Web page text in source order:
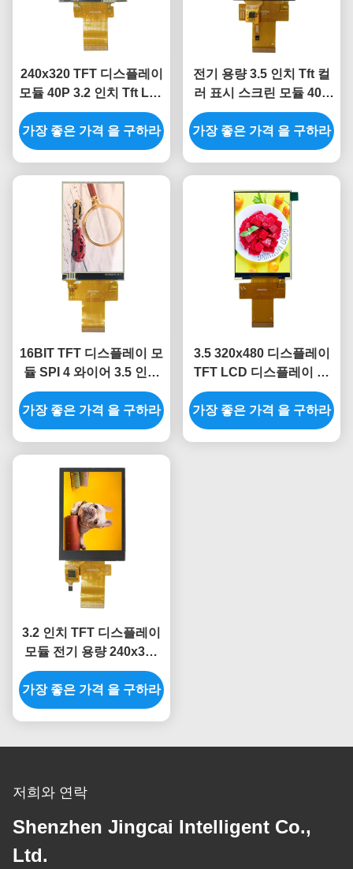
240x320 TFT 디스플레이
모듈 40P 3.2 인치 Tft Lcd
저항력이 있는 터치
ST7789
가장 좋은 가격 을 구하라
전기 용량 3.5 인치 Tft 컬
러 표시 스크린 모듈 40P
TFT LCD 스크린 MCU
가장 좋은 가격 을 구하라
16BIT TFT 디스플레이 모
듈 SPI 4 와이어 3.5 인치
Tft LCD 디스플레이 아두
이노 320*480
가장 좋은 가격 을 구하라
3.5 320x480 디스플레이
TFT LCD 디스플레이 화
면 Spi Lcd 인터페이스
MCU 8080 8BIT으로 조금
씩 움직이세요
가장 좋은 가격 을 구하라
3.2 인치 TFT 디스플레이
모듈 전기 용량 240x320
터치스크린 디스플레이 모
듈 8BIT
가장 좋은 가격 을 구하라
저희와 연락
Shenzhen Jingcai Intelligent Co.,
Ltd.